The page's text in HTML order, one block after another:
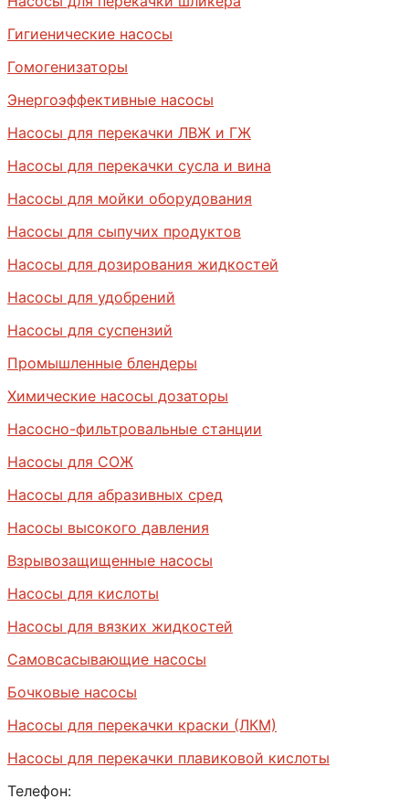
Гигиенические насосы
Гомогенизаторы
Энергоэффективные насосы
Насосы для перекачки ЛВЖ и ГЖ
Насосы для перекачки сусла и вина
Насосы для мойки оборудования
Насосы для сыпучих продуктов
Насосы для дозирования жидкостей
Насосы для удобрений
Насосы для суспензий
Промышленные блендеры
Химические насосы дозаторы
Насосно-фильтровальные станции
Насосы для СОЖ
Насосы для абразивных сред
Насосы высокого давления
Взрывозащищенные насосы
Насосы для кислоты
Насосы для вязких жидкостей
Самовсасывающие насосы
Бочковые насосы
Насосы для перекачки краски (ЛКМ)
Насосы для перекачки плавиковой кислоты
Телефон: